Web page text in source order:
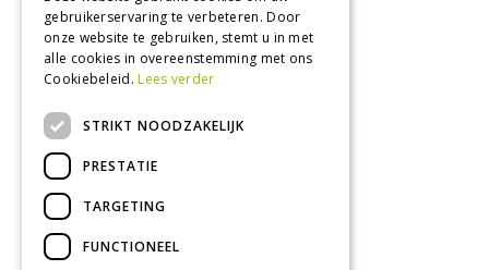
Vrijdag
09:00 - 18:00
Zaterdag
09:00 - 17:00
Toon alle openingstijden
gebruikerservaring te verbeteren. Door
onze website te gebruiken, stemt u in met
alle cookies in overeenstemming met ons
Cookiebeleid.Lees verder
STRIKT NOODZAKELIJK
PRESTATIE
TARGETING
FUNCTIONEEL